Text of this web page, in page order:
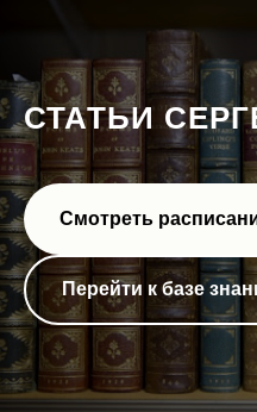
СТАТЬИ
Смотреть
Перейти к базе